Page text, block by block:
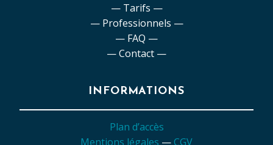
— Tarifs —
— Professionnels —
— FAQ —
— Contact —
INFORMATIONS
Plan d’accès
Mentions légales — CGV